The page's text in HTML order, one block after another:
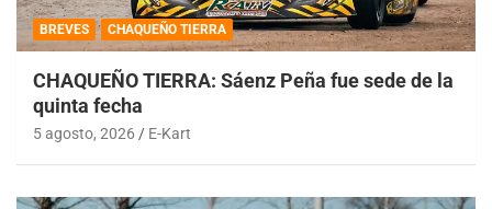
BREVES CHAQUEÑO TIERRA
CHAQUEÑO TIERRA: Sáenz Peña fue sede de la
quinta fecha
5 agosto, 2026 E-Kart